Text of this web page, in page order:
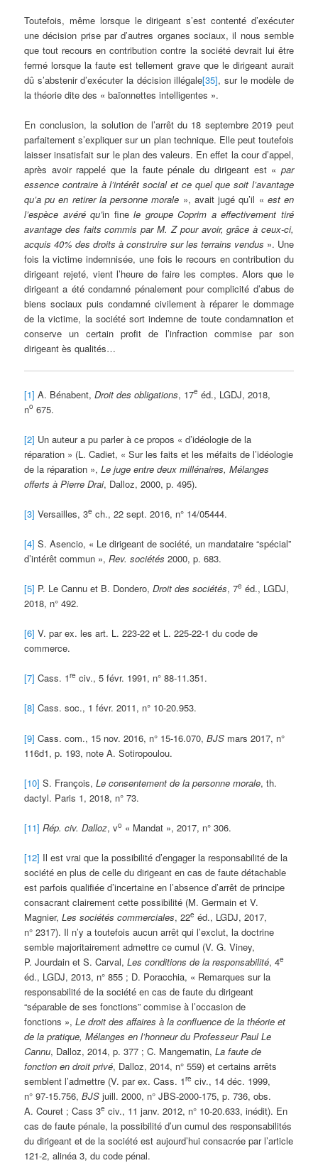
Toutefois, même lorsque le dirigeant s’est contenté d’exécuter
une décision prise par d’autres organes sociaux, il nous semble
que tout recours en contribution contre la société devrait lui être
fermé lorsque la faute est tellement grave que le dirigeant aurait
dû s’abstenir d’exécuter la décision illégale[35], sur le modèle de
la théorie dite des « baïonnettes intelligentes ».
En conclusion, la solution de l’arrêt du 18 septembre 2019 peut
parfaitement s’expliquer sur un plan technique. Elle peut toutefois
laisser insatisfait sur le plan des valeurs. En effet la cour d’appel,
après avoir rappelé que la faute pénale du dirigeant est « par
essence contraire à l’intérêt social et ce quel que soit l’avantage
qu’a pu en retirer la personne morale », avait jugé qu’il « est en
l’espèce avéré qu’in finele groupe Coprim a effectivement tiré
avantage des faits commis par M. Z pour avoir, grâce à ceux-ci,
acquis 40% des droits à construire sur les terrains vendus ». Une
fois la victime indemnisée, une fois le recours en contribution du
dirigeant rejeté, vient l’heure de faire les comptes. Alors que le
dirigeant a été condamné pénalement pour complicité d’abus de
biens sociaux puis condamné civilement à réparer le dommage
de la victime, la société sort indemne de toute condamnation et
conserve un certain profit de l’infraction commise par son
dirigeant ès qualités…
[1] A. Bénabent,Droit des obligations, 17e éd., LGDJ, 2018,
no 675.
[2] Un auteur a pu parler à ce propos « d’idéologie de la
réparation » (L. Cadiet, « Sur les faits et les méfaits de l’idéologie
de la réparation »,Le juge entre deux millénaires, Mélanges
offerts à Pierre Drai, Dalloz, 2000, p. 495).
[3] Versailles, 3e ch., 22 sept. 2016, n° 14/05444.
[4] S. Asencio, « Le dirigeant de société, un mandataire “spécial”
d’intérêt commun »,Rev. sociétés 2000, p. 683.
[5] P. Le Cannu et B. Dondero,Droit des sociétés, 7e éd., LGDJ,
2018, n° 492.
[6] V. par ex. les art. L. 223-22 et L. 225-22-1 du code de
commerce.
[7] Cass. 1re civ., 5 févr. 1991, n° 88-11.351.
[8] Cass. soc., 1 févr. 2011, n° 10-20.953.
[9] Cass. com., 15 nov. 2016, n° 15-16.070,BJS mars 2017, n°
116d1, p. 193, note A. Sotiropoulou.
[10] S. François,Le consentement de la personne morale, th.
dactyl. Paris 1, 2018, n° 73.
[11] Rép. civ. Dalloz, vo « Mandat », 2017, n° 306.
[12] Il est vrai que la possibilité d’engager la responsabilité de la
société en plus de celle du dirigeant en cas de faute détachable
est parfois qualifiée d’incertaine en l’absence d’arrêt de principe
consacrant clairement cette possibilité (M. Germain et V.
Magnier,Les sociétés commerciales, 22e éd., LGDJ, 2017,
n° 2317). Il n’y a toutefois aucun arrêt qui l’exclut, la doctrine
semble majoritairement admettre ce cumul (V. G. Viney,
P. Jourdain et S. Carval,Les conditions de la responsabilité, 4e
éd., LGDJ, 2013, n° 855 ; D. Poracchia, « Remarques sur la
responsabilité de la société en cas de faute du dirigeant
“séparable de ses fonctions” commise à l’occasion de
fonctions »,Le droit des affaires à la confluence de la théorie et
de la pratique, Mélanges en l’honneur du Professeur Paul Le
Cannu, Dalloz, 2014, p. 377 ; C. Mangematin,La faute de
fonction en droit privé, Dalloz, 2014, n° 559) et certains arrêts
semblent l’admettre (V. par ex. Cass. 1re civ., 14 déc. 1999,
n° 97-15.756,BJS juill. 2000, n° JBS-2000-175, p. 736, obs.
A. Couret ; Cass 3e civ., 11 janv. 2012, n° 10-20.633, inédit). En
cas de faute pénale, la possibilité d’un cumul des responsabilités
du dirigeant et de la société est aujourd’hui consacrée par l’article
121-2, alinéa 3, du code pénal.